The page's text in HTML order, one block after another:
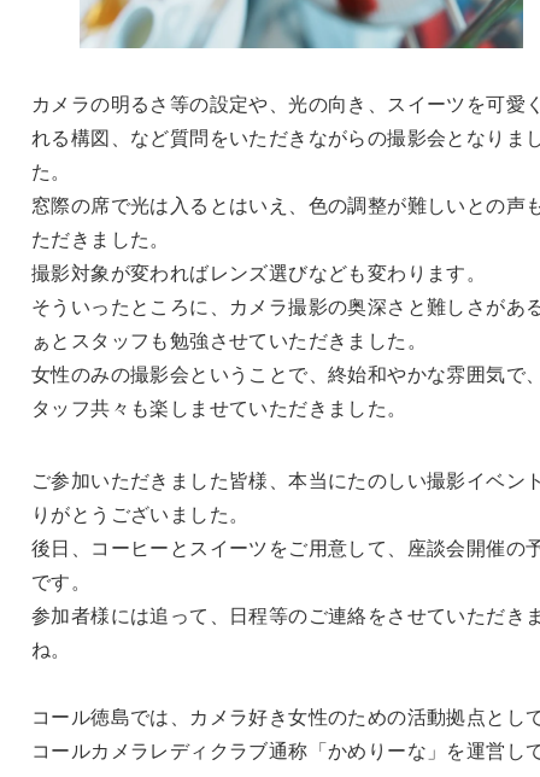
カメラの明るさ等の設定や、光の向き、スイーツを可愛
れる構図、など質問をいただきながらの撮影会となりま
た。
窓際の席で光は入るとはいえ、色の調整が難しいとの声
ただきました。
撮影対象が変わればレンズ選びなども変わります。
そういったところに、カメラ撮影の奥深さと難しさがあ
ぁとスタッフも勉強させていただきました。
女性のみの撮影会ということで、終始和やかな雰囲気で
タッフ共々も楽しませていただきました。
ご参加いただきました皆様、本当にたのしい撮影イベン
りがとうございました。
後日、コーヒーとスイーツをご用意して、座談会開催の
です。
参加者様には追って、日程等のご連絡をさせていただき
ね。
コール徳島では、カメラ好き女性のための活動拠点とし
コールカメラレディクラブ通称「かめりーな」を運営し